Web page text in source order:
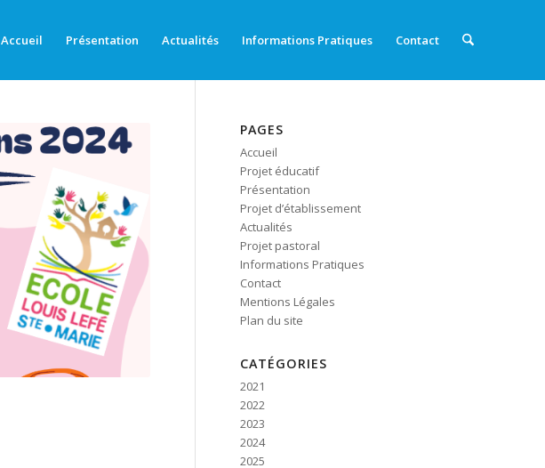
Accueil Présentation Actualités Informations Pratiques Contact
PAGES
Accueil
Projet éducatif
Présentation
Projet d’établissement
Actualités
Projet pastoral
Informations Pratiques
Contact
Mentions Légales
Plan du site
CATÉGORIES
2021
2022
2023
2024
2025